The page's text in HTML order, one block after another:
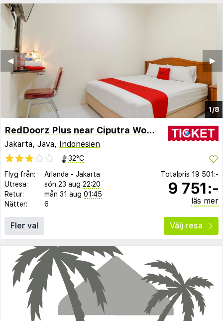
1/8
▶︎
◀︎
RedDoorz Plus near Ciputra World Kuningan 2
Jakarta, Java, Indonesien
32°C
Flyg från:
Arlanda - Jakarta
Utresa:
sön 23 aug 22:20
Retur:
mån 31 aug 01:45
Nätter:
6
Totalpris 19 501:-
9 751:-
läs mer
Fler val Välj resa